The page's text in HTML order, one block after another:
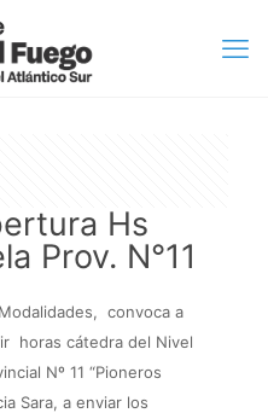
Hs
Prov. N°11
convoca a
horas cátedra del Nivel
Nº 11 “Pioneros
Sara, a enviar los